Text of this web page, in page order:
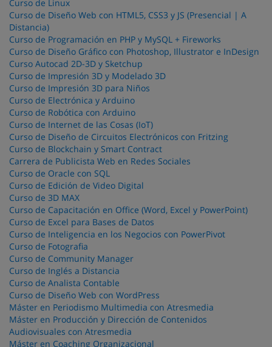
Curso de Linux
Curso de Diseño Web con HTML5, CSS3 y JS (Presencial | A
Distancia)
Curso de Programación en PHP y MySQL + Fireworks
Curso de Diseño Gráfico con Photoshop, Illustrator e InDesign
Curso Autocad 2D-3D y Sketchup
Curso de Impresión 3D y Modelado 3D
Curso de Impresión 3D para Niños
Curso de Electrónica y Arduino
Curso de Robótica con Arduino
Curso de Internet de las Cosas (IoT)
Curso de Diseño de Circuitos Electrónicos con Fritzing
Curso de Blockchain y Smart Contract
Carrera de Publicista Web en Redes Sociales
Curso de Oracle con SQL
Curso de Edición de Video Digital
Curso de 3D MAX
Curso de Capacitación en Office (Word, Excel y PowerPoint)
Curso de Excel para Bases de Datos
Curso de Inteligencia en los Negocios con PowerPivot
Curso de Fotografia
Curso de Community Manager
Curso de Inglés a Distancia
Curso de Analista Contable
Curso de Diseño Web con WordPress
Máster en Periodismo Multimedia con Atresmedia
Máster en Producción y Dirección de Contenidos
Audiovisuales con Atresmedia
Máster en Coaching Organizacional